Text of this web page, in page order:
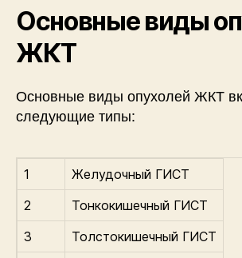
Основные виды
ЖКТ
Основные виды опухолей ЖКТ
следующие типы:
1
Желудочный ГИСТ
2
Тонкокишечный ГИСТ
3
Толстокишечный ГИСТ